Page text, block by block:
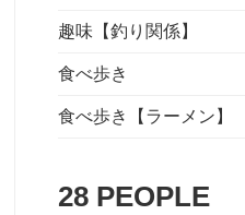
趣味【釣り関係】
食べ歩き
食べ歩き【ラーメン】
28 PEOPLE